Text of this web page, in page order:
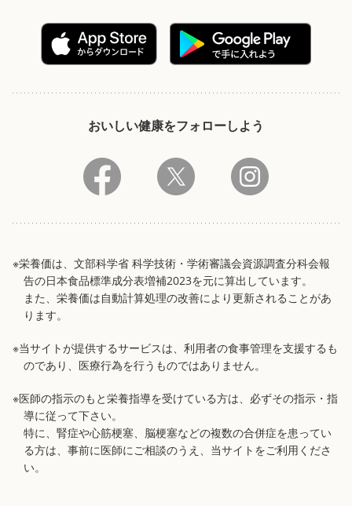
おいしい健康をフォローしよう
※栄養価は、文部科学省 科学技術・学術審議会資源調査分科会報
告の日本食品標準成分表増補2023を元に算出しています。
また、栄養価は自動計算処理の改善により更新されることがあ
ります。
※当サイトが提供するサービスは、利用者の食事管理を支援するも
のであり、医療行為を行うものではありません。
※医師の指示のもと栄養指導を受けている方は、必ずその指示・指
導に従って下さい。
特に、腎症や心筋梗塞、脳梗塞などの複数の合併症を患ってい
る方は、事前に医師にご相談のうえ、当サイトをご利用くださ
い。